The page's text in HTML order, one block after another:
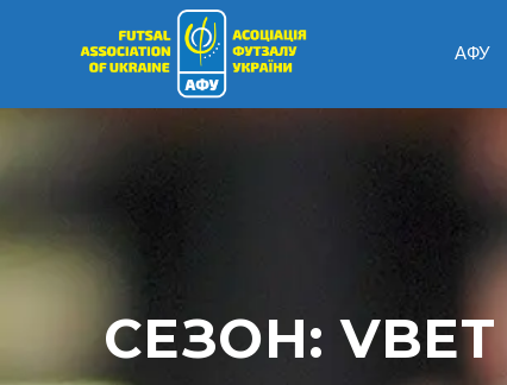
АФУ
СЕЗОН: